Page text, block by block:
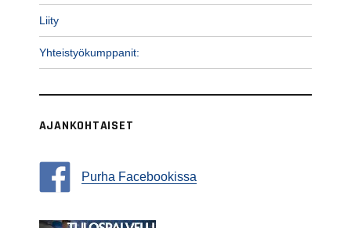
Liity
Yhteistyökumppanit:
AJANKOHTAISET
Purha Facebookissa